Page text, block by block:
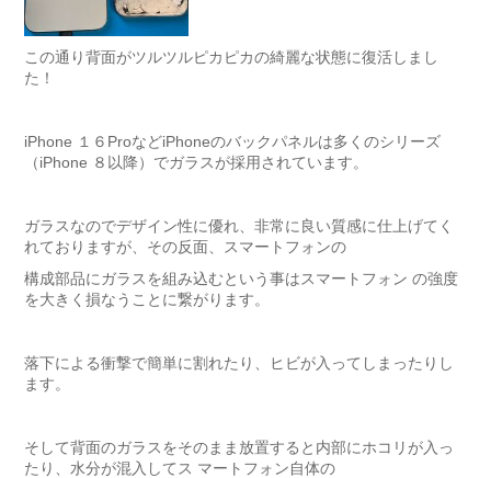
この通り背面がツルツルピカピカの綺麗な状態に復活しまし
た！
iPhone １６ProなどiPhoneのバックパネルは多くのシリーズ
（iPhone ８以降）でガラスが採用されています。
ガラスなのでデザイン性に優れ、非常に良い質感に仕上げてく
れておりますが、その反面、スマートフォンの
構成部品にガラスを組み込むという事はスマートフォン の強度
を大きく損なうことに繋がります。
落下による衝撃で簡単に割れたり、ヒビが入ってしまったりし
ます。
そして背面のガラスをそのまま放置すると内部にホコリが入っ
たり、水分が混入してス マートフォン自体の